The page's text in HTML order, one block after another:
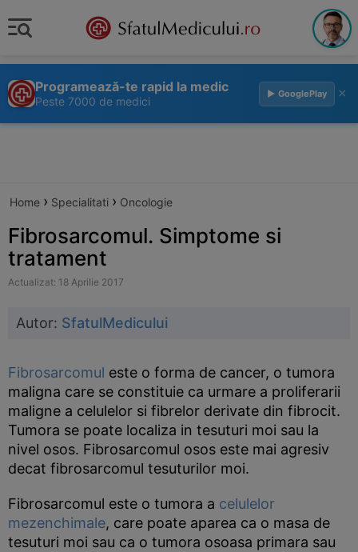
Programează-te rapid la medic
Peste 7000 de medici
▶ GooglePlay ×
Home › Specialitati › Oncologie
Fibrosarcomul. Simptome si
tratament
Actualizat: 18 Aprilie 2017
Autor: SfatulMedicului
Fibrosarcomul este o forma de cancer, o tumora
maligna care se constituie ca urmare a proliferarii
maligne a celulelor si fibrelor derivate din fibrocit.
Tumora se poate localiza in tesuturi moi sau la
nivel osos. Fibrosarcomul osos este mai agresiv
decat fibrosarcomul tesuturilor moi.
Fibrosarcomul este o tumora a celulelor
mezenchimale, care poate aparea ca o masa de
tesuturi moi sau ca o tumora osoasa primara sau